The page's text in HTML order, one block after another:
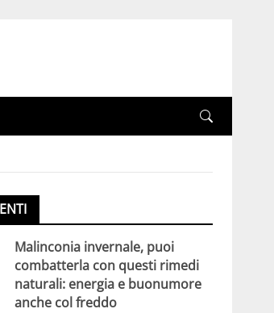
Malinconia invernale, puoi
combatterla con questi rimedi
naturali: energia e buonumore
anche col freddo